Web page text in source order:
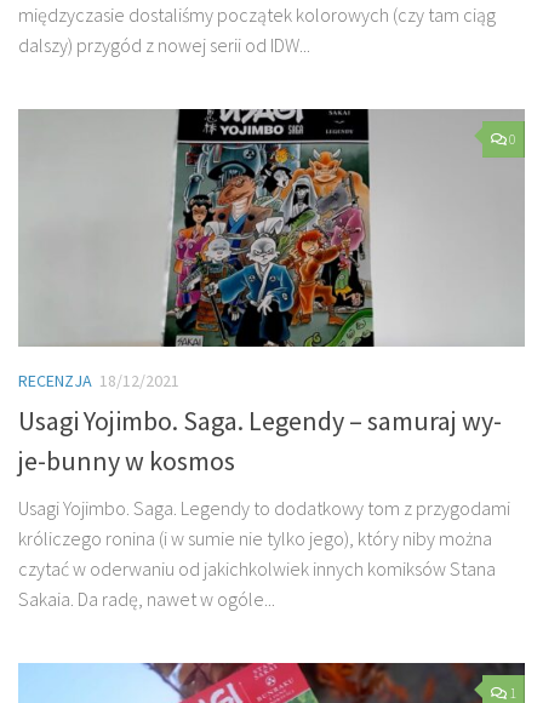
międzyczasie dostaliśmy początek kolorowych (czy tam ciąg
dalszy) przygód z nowej serii od IDW...
0
RECENZJA 18/12/2021
Usagi Yojimbo. Saga. Legendy – samuraj wy-
je-bunny w kosmos
Usagi Yojimbo. Saga. Legendy to dodatkowy tom z przygodami
króliczego ronina (i w sumie nie tylko jego), który niby można
czytać w oderwaniu od jakichkolwiek innych komiksów Stana
Sakaia. Da radę, nawet w ogóle...
1